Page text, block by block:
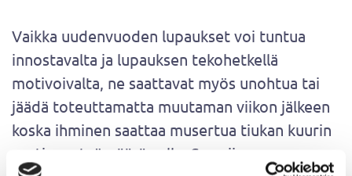
Vaikka uudenvuoden lupaukset voi tuntua
innostavalta ja lupauksen tekohetkellä
motivoivalta, ne saattavat myös unohtua tai
jäädä toteuttamatta muutaman viikon jälkeen
koska ihminen saattaa musertua tiukan kuurin
vaatiman työmäärän alle. Sen sijaan,